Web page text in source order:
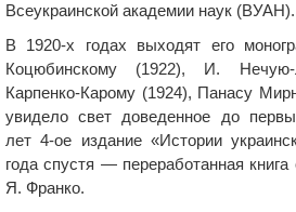
Всеукраинской академии наук (ВУАН).
В 1920-х годах выходят его
Коцюбинскому (1922), И.
Карпенко-Карому (1924), Панасу
увидело свет доведенное до
лет 4-ое издание «Истории
года спустя — переработанная
Я. Франко.